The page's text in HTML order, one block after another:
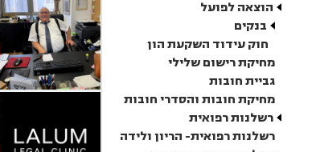
הוצאה לפועל
בנקים
חוק עידוד השקעת הון
מחיקת רישום שלילי
גביית חובות
מחיקת חובות והסדרי חובות
רשלנות רפואית
רשלנות רפואית- הריון ולידה